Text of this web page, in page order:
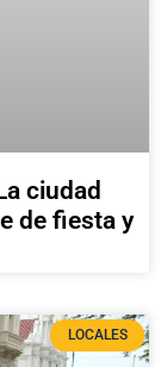
ciudad
de fiesta y
LOCALES